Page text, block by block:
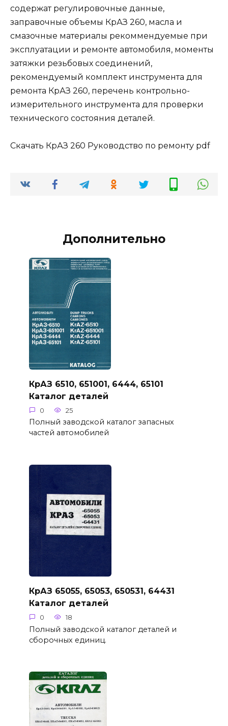
содержат регулировочные данные,
заправочные объемы КрАЗ 260, масла и
смазочные материалы рекоммендуемые при
эксплуатации и ремонте автомобиля, моменты
затяжки резьбовых соединений,
рекомендуемый комплект инструмента для
ремонта КрАЗ 260, перечень контрольно-
измерительного инструмента для проверки
технического состояния деталей.
Скачать КрАЗ 260 Руководство по ремонту pdf
Дополнительно
КрАЗ 6510, 651001, 6444, 65101
Каталог деталей
0 25
Полный заводской каталог запасных
частей автомобилей
КрАЗ 65055, 65053, 650531, 64431
Каталог деталей
0 18
Полный заводской каталог деталей и
сборочных единиц.